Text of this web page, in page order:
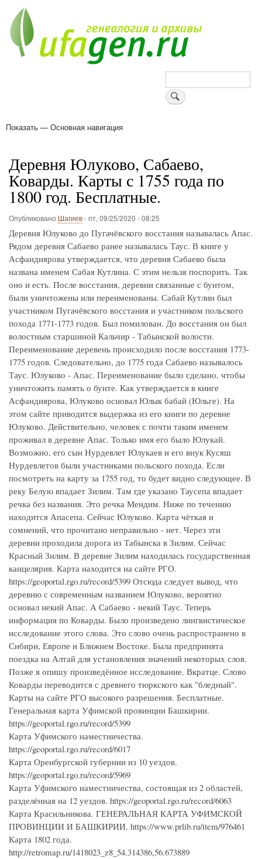
основному
содержанию
Поиск
Основная
Показать — Основная навигация
Деревня Юлуково, Сабаево,
Коварды. Карты с 1755 года по
1800 год. Бесплатные.
Опубликовано Шагиев-пт, 09/25/2020 - 08:25
Деревня Юлуково до Пугачёвского восстания называлась Апас.
Рядом деревня Сабаево ранее называлась Таус. В книге у
Асфандиярова утверждается, что деревня Сабаево была
названа именем Сабая Кутлина. С этим нельзя поспорить. Так
оно и есть. После восстания, деревни связанные с бунтом,
были уничтожены или переименованы. Сабай Кутлин был
участником Пугачёвского восстания и участником польского
похода 1771-1773 годов. Был помилован. До восстания он был
волостным старшиной Кальчир - Табынской волости.
Переименование деревень происходило после восстания 1773-
1775 годов. Следовательно, до 1775 года Сабаево называлось
Таус. Юлуково - Апас. Переименование было сделано, чтобы
уничтожить память о бунте. Как утверждается в книге
Асфандиярова, Юлуково основал Юлык бабай (Юльге). На
этом сайте приводится выдержка из его книги по деревне
Юлуково. Действительно, человек с почти таким именем
проживал в деревне Апас. Только имя его было Юлукай.
Возможно, его сын Нурдевлет Юлукаев и его внук Кусяш
Нурдевлетов были участниками польского похода. Если
посмотреть на карту за 1755 год, то будет видно следующее. В
реку Белую впадает Зилим. Там где указано Таусепа впадает
речка без названия. Это речка Мендим. Ниже по течению
находится Апасепа. Сейчас Юлуково. Карта чёткая и
сомнений, что прочитано неправильно - нет. Через эти
деревни проходила дорога из Табынска в Зилим. Сейчас
Красный Зилим. В деревне Зилим находилась государственная
канцелярия. Карта находится на сайте РГО.
https://geoportal.rgo.ru/record/5399 Отсюда следует вывод, что
деревню с современным названием Юлуково, вероятно
основал некий Апас. А Сабаево - некий Таус. Теперь
информация по Коварды. Было произведено лингвистическое
исследование этого слова. Это слово очень распространено в
Сибири, Европе и Ближнем Востоке. Была предпринята
поездка на Алтай для установления значений некоторых слов.
Позже я опишу произведённое исследование. Вкратце. Слово
Коварды переводится с древнего тюркского как "бледный".
Карты на сайте РГО высокого разрешения. Бесплатные.
Генеральная карта Уфимской провинции Башкирии.
https://geoportal.rgo.ru/record/5399
Карта Уфимского наместничества.
https://geoportal.rgo.ru/record/6017
Карта Оренбургской губернии из 10 уездов.
https://geoportal.rgo.ru/record/5969
Карта Уфимского наместничества, состоящая из 2 областей,
разделённая на 12 уездов. https://geoportal.rgo.ru/record/6063
Карта Красильникова. ГЕНЕРАЛЬНАЯ КАРТА УФИМСКОЙ
ПРОВИНЦИИ И БАШКИРИИ. https://www.prlib.ru/item/976461
Карта 1802 года.
http://retromap.ru/1418023_z8_54.314386,56.673889